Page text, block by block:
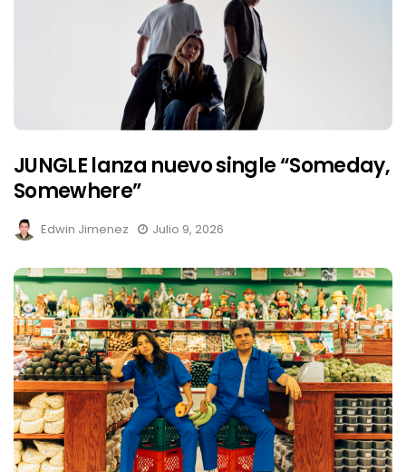
JUNGLE lanza nuevo single “Someday,
Somewhere”
Edwin Jimenez Julio 9, 2026